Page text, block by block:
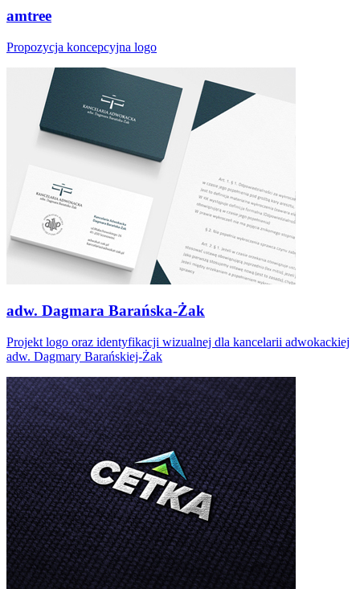
amtree
Propozycja koncepcyjna logo
adw. Dagmara Barańska-Żak
Projekt logo oraz identyfikacji wizualnej dla kancelarii adwokackiej
adw. Dagmary Barańskiej-Żak